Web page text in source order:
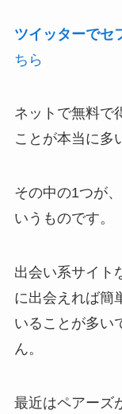
ツイッターでセ
ちら
ネットで無料で
ことが本当に多
その中の1つが、
いうものです。
出会い系サイト
に出会えれば簡
いることが多い
ん。
最近はペアーズ